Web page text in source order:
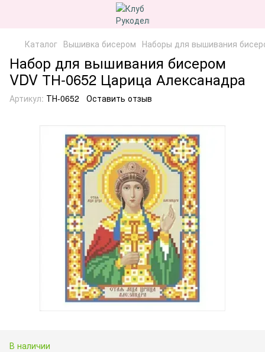
Каталог Вышивка бисером Наборы для вышивания
Набор для вышивания бисером
VDV ТН-0652 Царица Алексанадра
Артикул: ТН-0652 Оставить отзыв
В наличии